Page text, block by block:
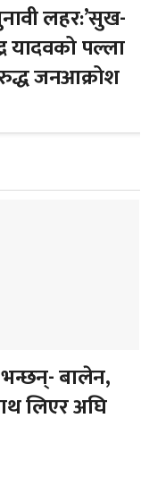
लहर:’सुख-
यादवको पल्ला
जनआक्रोश
भन्छन्- बालेन,
लिएर अघि